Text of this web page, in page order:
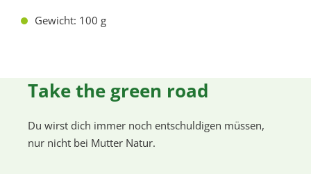
Gewicht: 100 g
Take the green road
Du wirst dich immer noch entschuldigen müssen,
nur nicht bei Mutter Natur.